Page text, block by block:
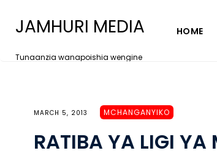
JAMHURI MEDIA
Tunaanzia wanapoishia wengine
HOME
MARCH 5, 2013 MCHANGANYIKO
RATIBA YA LIGI